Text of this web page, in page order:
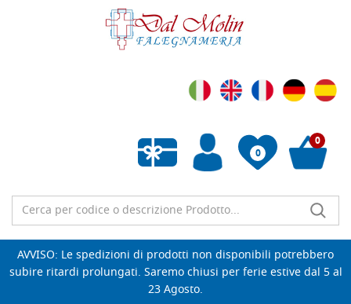
0
Wishlist vuota
0
AVVISO: Le spedizioni di prodotti non disponibili potrebbero
subire ritardi prolungati. Saremo chiusi per ferie estive dal 5 al
23 Agosto.